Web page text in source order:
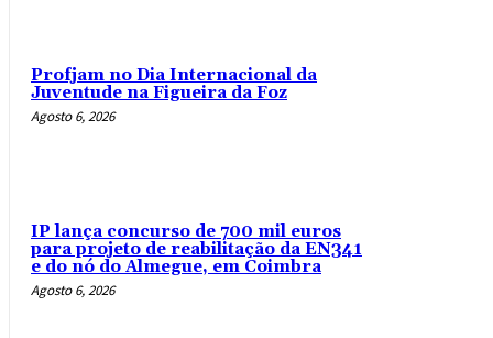
Profjam no Dia Internacional da
Juventude na Figueira da Foz
Agosto 6, 2026
IP lança concurso de 700 mil euros
para projeto de reabilitação da EN341
e do nó do Almegue, em Coimbra
Agosto 6, 2026